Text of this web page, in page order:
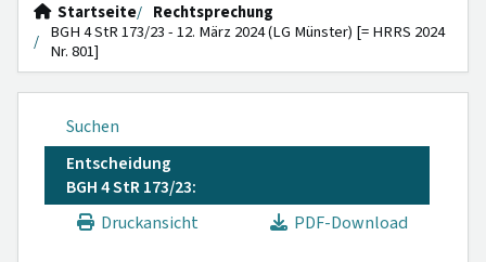
Startseite
Rechtsprechung
BGH 4 StR 173/23 - 12. März 2024 (LG Münster) [= HRRS 2024
Nr. 801]
Suchen
Entscheidung
BGH 4 StR 173/23:
Druckansicht
PDF-Download